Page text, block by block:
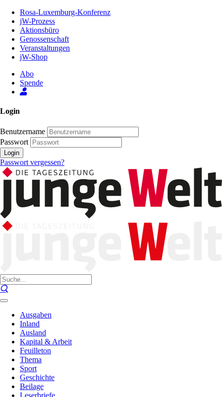
Inhalt
Seite
Rosa-Luxemburg-Konferenz
jW-Prozess
Aktionsbüro
Genossenschaft
Veranstaltungen
jW-Shop
Abo
Spende
Login
Benutzername
Passwort
Login
Passwort vergessen?
Ausgaben
Inland
Ausland
Kapital & Arbeit
Feuilleton
Thema
Sport
Geschichte
Beilage
Leserbriefe